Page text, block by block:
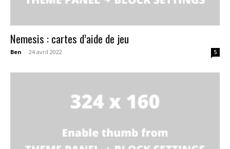
Nemesis : cartes d’aide de jeu
Ben - 24 avril 2022 5